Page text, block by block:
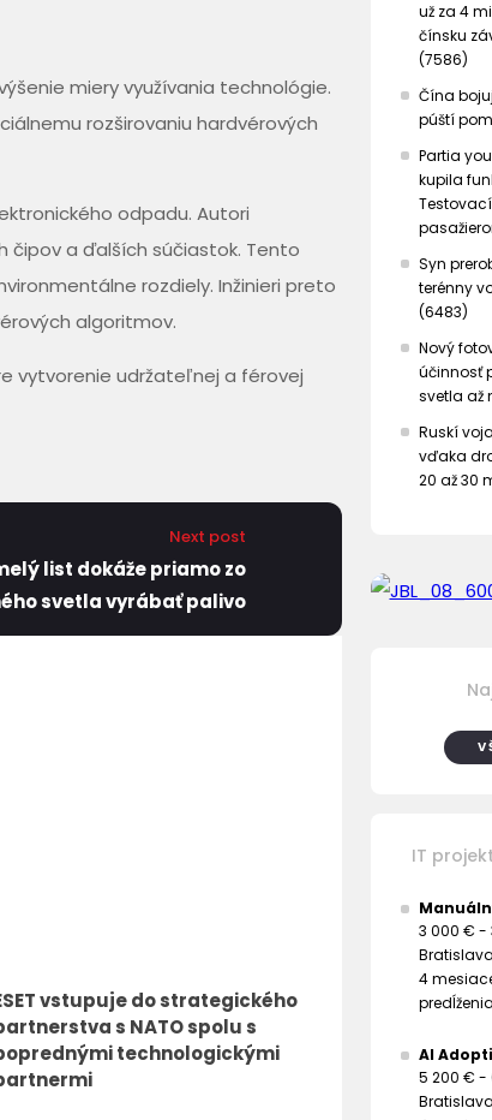
miery využívania technológie.
rozširovaniu hardvérových
odpadu. Autori
čipov a ďalších súčiastok. Tento
rozdiely. Inžinieri preto
algoritmov.
vytvorenie udržateľnej a férovej
Next post
list dokáže priamo zo
svetla vyrábať palivo
vstupuje do strategického
s NATO spolu s
technologickými
už za 4
čínsku
(7586)
Čína
púští
Partia
kupila
Syn
terénny
(6483)
Nový
účinnosť
svetla až
Ruskí
vďaka
20 až 30
IT
3 000 € -
Bratislava
4
predĺženia
AI
5 200 € -
Bratislava